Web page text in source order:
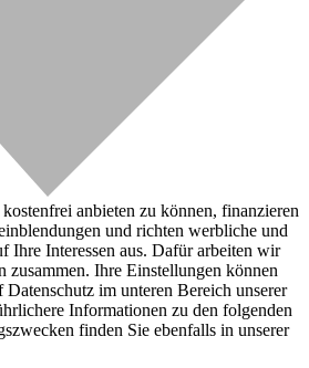
anbieten zu können, finanzieren
und richten werbliche und
Ihre Interessen aus. Dafür arbeiten wir
zusammen. Ihre Einstellungen können
im unteren Bereich unserer
Informationen zu den folgenden
finden Sie ebenfalls in unserer